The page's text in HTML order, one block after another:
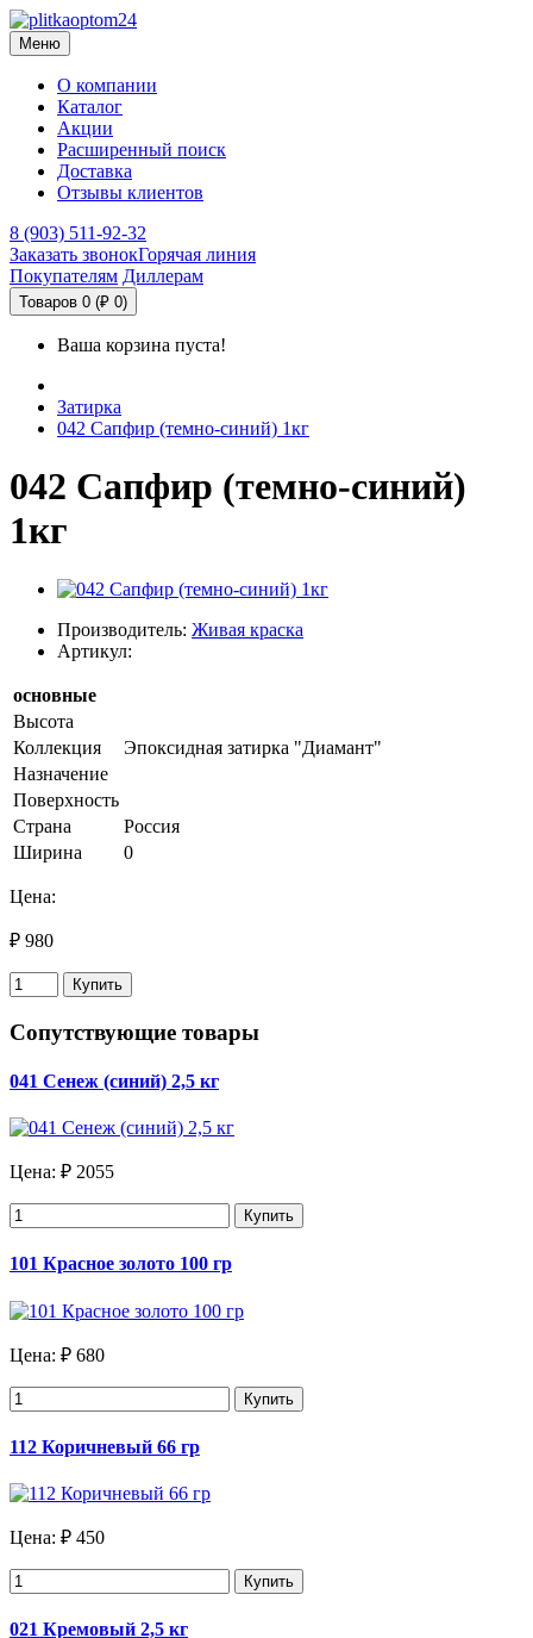
Меню
О компании
Каталог
Акции
Расширенный поиск
Доставка
Отзывы клиентов
8 (903) 511-92-32
Заказать звонокГорячая линия
Покупателям Диллерам
Товаров 0 (₽ 0)
Ваша корзина пуста!
Затирка
042 Сапфир (темно-синий) 1кг
042 Сапфир (темно-синий)
1кг
Производитель: Живая краска
Артикул:
основные
Высота
Коллекция
Эпоксидная затирка "Диамант"
Назначение
Поверхность
Страна
Россия
Ширина
0
Цена:
₽ 980
Купить
Сопутствующие товары
041 Сенеж (синий) 2,5 кг
Цена: ₽ 2055
Купить
101 Красное золото 100 гр
Цена: ₽ 680
Купить
112 Коричневый 66 гр
Цена: ₽ 450
Купить
021 Кремовый 2,5 кг